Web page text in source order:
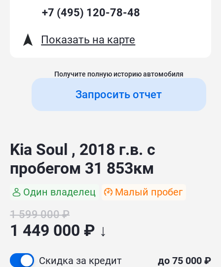
+7 (495) 120-78-48
Показать на карте
Получите полную историю автомобиля
Запросить отчет
Kia Soul , 2018 г.в. с
пробегом 31 853км
Один владелец Малый пробег
1 599 000 ₽
1 449 000 ₽ ↓
Скидка за кредит
до 75 000 ₽